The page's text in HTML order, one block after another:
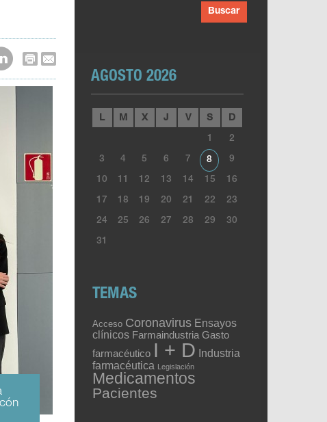
Buscar
AGOSTO 2026
L M X J V S D
1 2
3 4 5 6 7 8 9
10 11 12 13 14 15 16
17 18 19 20 21 22 23
24 25 26 27 28 29 30
31
TEMAS
Acceso Coronavirus Ensayos
clínicos Farmaindustria Gasto
farmacéutico I + D Industria
farmacéutica Legislación
Medicamentos
Pacientes